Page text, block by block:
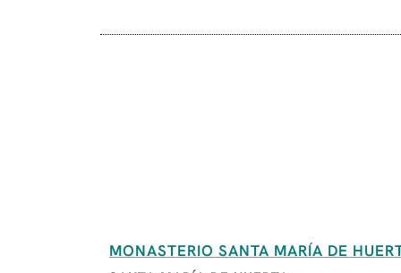
MONASTERIO SANTA MARÍA DE